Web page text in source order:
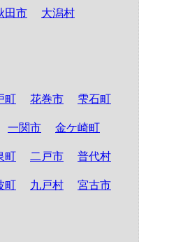
田市 大潟村
町 花巻市 雫石町
一関市 金ケ崎町
町 二戸市 普代村
町 九戸村 宮古市